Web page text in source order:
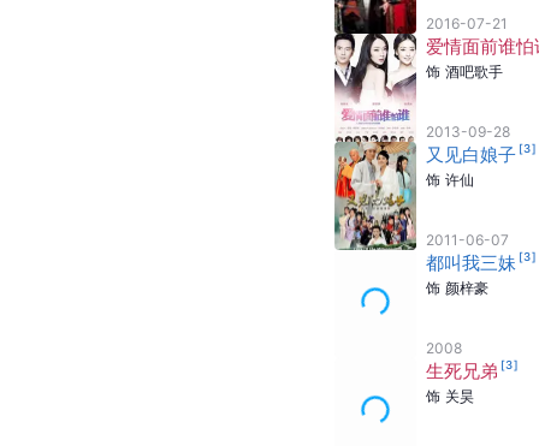
2016-07-21
爱情面前谁怕
饰 酒吧歌手
2013-09-28
又见白娘子 [3]
饰 许仙
2011-06-07
都叫我三妹 [3]
饰 颜梓豪
2008
生死兄弟 [3]
饰 关昊